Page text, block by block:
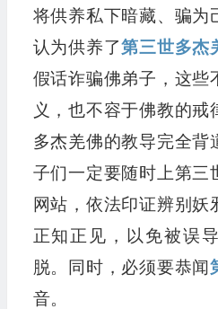
将供养私下暗藏、骗为
认为供养了第三世多杰
假话诈骗佛弟子，这些
义，也不容于佛教的
多杰羌佛的教导完全背
子们一定要随时上第三
网站，依法印证辨别妖
正知正见，以免被误
脱。同时，必须要恭闻
音。